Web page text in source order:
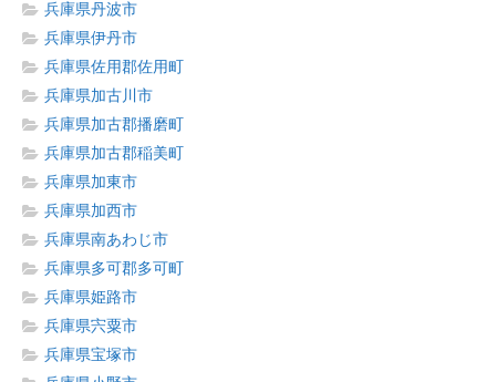
兵庫県丹波市
兵庫県伊丹市
兵庫県佐用郡佐用町
兵庫県加古川市
兵庫県加古郡播磨町
兵庫県加古郡稲美町
兵庫県加東市
兵庫県加西市
兵庫県南あわじ市
兵庫県多可郡多可町
兵庫県姫路市
兵庫県宍粟市
兵庫県宝塚市